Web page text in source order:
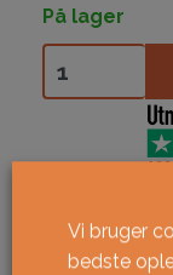
På lager
Vi bruger
bedste